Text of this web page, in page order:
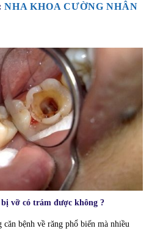
NHA KHOA CƯỜNG NHÂN
vỡ có trám được không ?
bệnh về răng phổ biến mà nhiều